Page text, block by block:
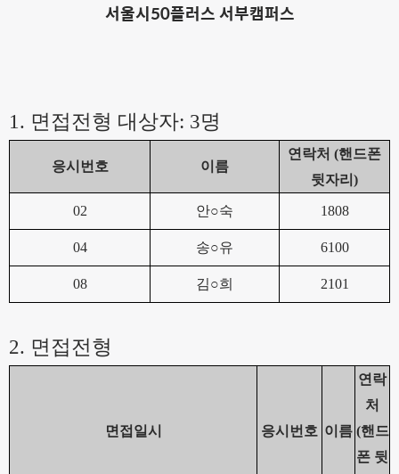
서울시50플러스 서부캠퍼스
1. 면접전형 대상자: 3명
응시번호 이름
연락처 (핸드폰
뒷자리 )
02 안○숙 1808
04 송○유 6100
08 김○희 2101
2. 면접전형
면접일시 응시번호 이름
연락
처
(핸드
폰 뒷